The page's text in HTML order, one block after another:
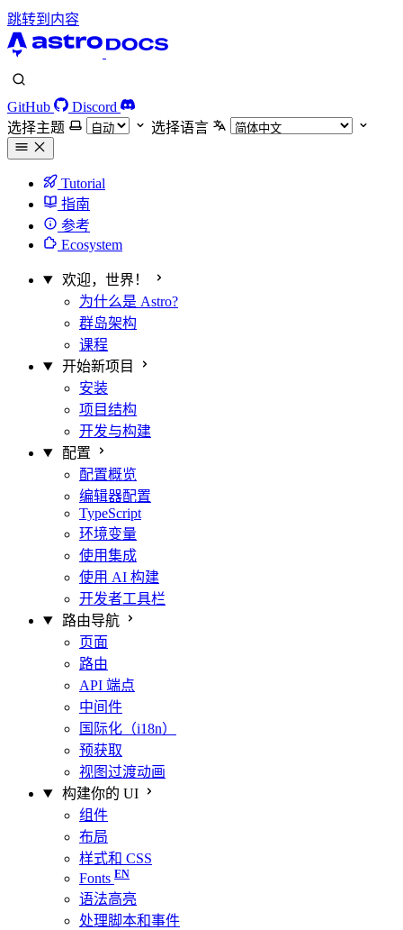
跳转到内容
GitHub
Discord
选择主题
选择语言
Tutorial
指南
参考
Ecosystem
欢迎，世界！
为什么是 Astro?
群岛架构
课程
开始新项目
安装
项目结构
开发与构建
配置
配置概览
编辑器配置
TypeScript
环境变量
使用集成
使用 AI 构建
开发者工具栏
路由导航
页面
路由
API 端点
中间件
国际化（i18n）
预获取
视图过渡动画
构建你的 UI
组件
布局
样式和 CSS
Fonts
语法高亮
处理脚本和事件